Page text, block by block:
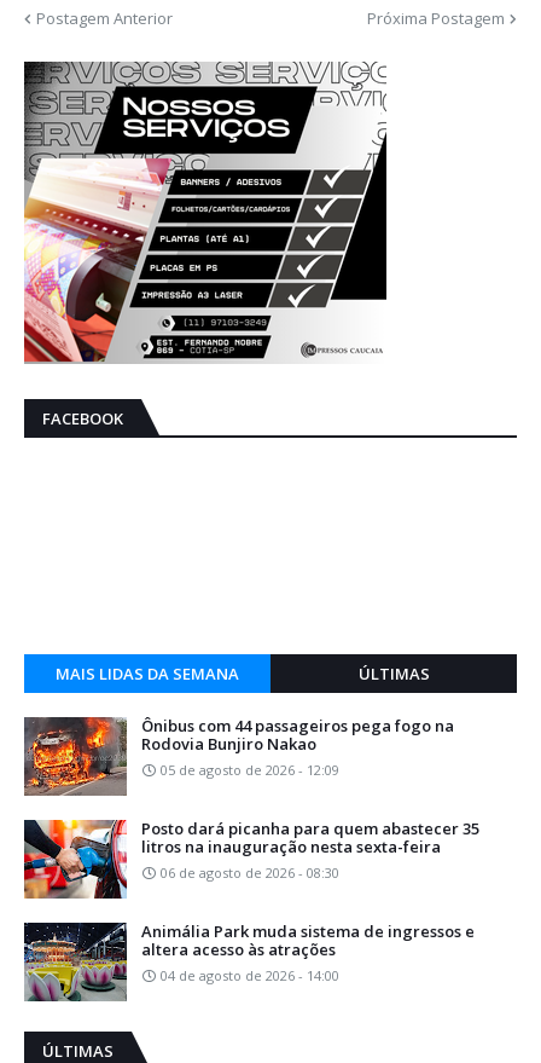
Postagem Anterior Próxima Postagem
FACEBOOK
MAIS LIDAS DA SEMANA ÚLTIMAS
Ônibus com 44 passageiros pega fogo na
Rodovia Bunjiro Nakao
05 de agosto de 2026 - 12:09
Posto dará picanha para quem abastecer 35
litros na inauguração nesta sexta-feira
06 de agosto de 2026 - 08:30
Animália Park muda sistema de ingressos e
altera acesso às atrações
04 de agosto de 2026 - 14:00
ÚLTIMAS